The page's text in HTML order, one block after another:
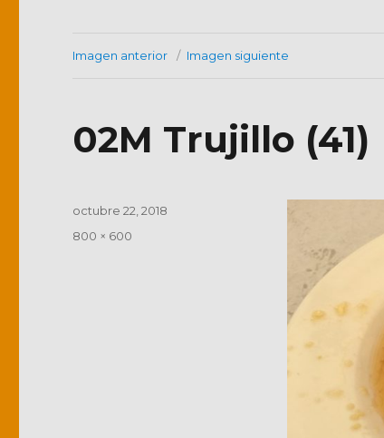
Imagen anterior Imagen siguiente
02M Trujillo (41)
Publicado
octubre 22, 2018
Tamaño
800 × 600